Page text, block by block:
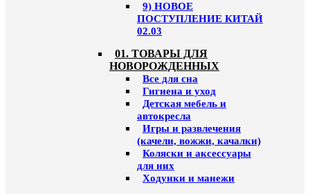
9) НОВОЕ
ПОСТУПЛЕНИЕ КИТАЙ
02.03
01. ТОВАРЫ ДЛЯ
НОВОРОЖДЕННЫХ
Все для сна
Гигиена и уход
Детская мебель и
автокресла
Игры и развлечения
(качели, вожжи, качалки)
Коляски и аксессуары
для них
Ходунки и манежи